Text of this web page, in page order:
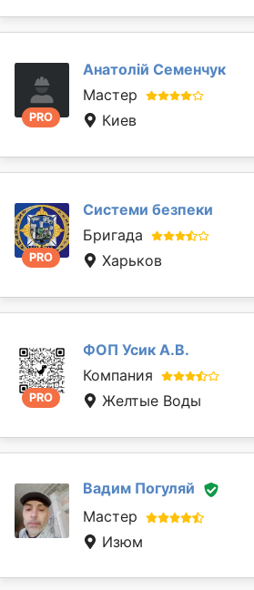
PRO
Анатолій Семенчук
Мастер
Киев
PRO
Системи безпеки
Бригада
Харьков
PRO
ФОП Усик А.В.
Компания
Желтые Воды
Вадим Погуляй
Мастер
Изюм